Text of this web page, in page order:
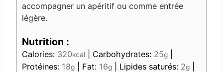
accompagner un apéritif ou comme entrée
légère.
Nutrition :
Calories: 320kcal Carbohydrates: 25g
Protéines: 18g Fat: 16g Lipides saturés: 2g